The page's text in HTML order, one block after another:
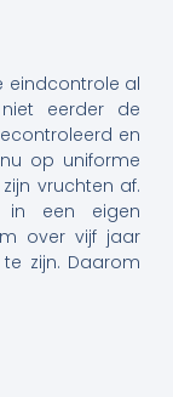
eindcontrole al
eerder de
en
op uniforme
vruchten af.
in een eigen
over vijf jaar
zijn. Daarom